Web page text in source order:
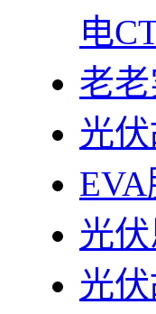
电
老
光
光
光